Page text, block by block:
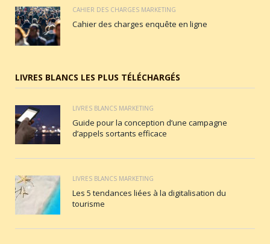
CAHIER DES CHARGES MARKETING
Cahier des charges enquête en ligne
LIVRES BLANCS LES PLUS TÉLÉCHARGÉS
LIVRES BLANCS MARKETING
Guide pour la conception d’une campagne
d’appels sortants efficace
LIVRES BLANCS MARKETING
Les 5 tendances liées à la digitalisation du
tourisme